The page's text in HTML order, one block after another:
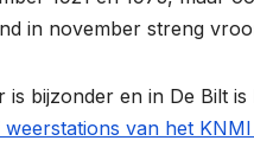
in november streng
bijzonder en in De Bilt
van het